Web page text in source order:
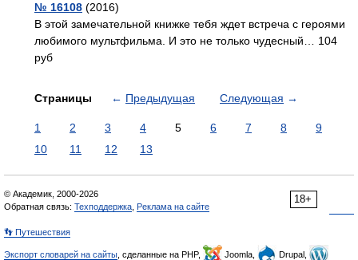
№ 16108 (2016)
В этой замечательной книжке тебя ждет встреча с героями
любимого мультфильма. И это не только чудесный… 104
руб
Страницы ← Предыдущая Следующая →
1 2 3 4 5 6 7 8
9
10
11 12 13
18+
© Академик, 2000-2026
Обратная связь: Техподдержка Реклама на сайте
👣 Путешествия
Экспорт словарей на сайты , сделанные на PHP, Joomla,
Drupal,